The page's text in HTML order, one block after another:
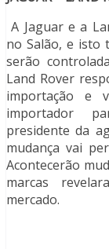
A Jaguar e a
no Salão, e isto
serão
Land Rover
importação e
importador
presidente da
mudança vai
Acontecerão
marcas
mercado.